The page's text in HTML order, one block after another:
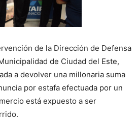
de la Dirección de Defensa
de Ciudad del Este,
a devolver una millonaria suma
por estafa efectuada por un
está expuesto a ser